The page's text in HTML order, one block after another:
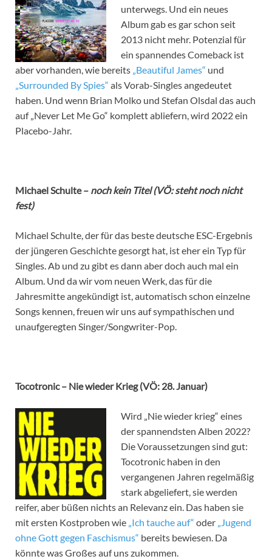
unterwegs. Und ein neues
Album gab es gar schon seit
2013 nicht mehr. Potenzial für
ein spannendes Comeback ist
aber vorhanden, wie bereits „Beautiful James“ und
„Surrounded By Spies“ als Vorab-Singles angedeutet
haben. Und wenn Brian Molko und Stefan Olsdal das auch
auf „Never Let Me Go“ komplett abliefern, wird 2022 ein
Placebo-Jahr.
Michael Schulte – noch kein Titel (VÖ: steht noch nicht
fest)
Michael Schulte, der für das beste deutsche ESC-Ergebnis
der jüngeren Geschichte gesorgt hat, ist eher ein Typ für
Singles. Ab und zu gibt es dann aber doch auch mal ein
Album. Und da wir vom neuen Werk, das für die
Jahresmitte angekündigt ist, automatisch schon einzelne
Songs kennen, freuen wir uns auf sympathischen und
unaufgeregten Singer/Songwriter-Pop.
Tocotronic – Nie wieder Krieg (VÖ: 28. Januar)
Wird „Nie wieder krieg“ eines
der spannendsten Alben 2022?
Die Voraussetzungen sind gut:
Tocotronic haben in den
vergangenen Jahren regelmäßig
stark abgeliefert, sie werden
reifer, aber büßen nichts an Relevanz ein. Das haben sie
mit ersten Kostproben wie „Ich tauche auf“ oder „Jugend
ohne Gott gegen Faschismus“ bereits bewiesen. Da
könnte was Großes auf uns zukommen.